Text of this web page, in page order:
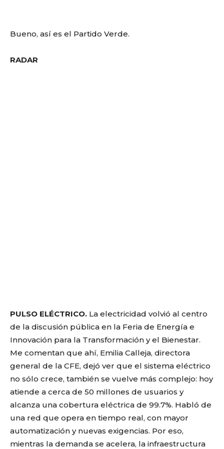
Bueno, así es el Partido Verde.
RADAR
PULSO ELÉCTRICO. La electricidad volvió al centro
de la discusión pública en la Feria de Energía e
Innovación para la Transformación y el Bienestar.
Me comentan que ahí, Emilia Calleja, directora
general de la CFE, dejó ver que el sistema eléctrico
no sólo crece, también se vuelve más complejo: hoy
atiende a cerca de 50 millones de usuarios y
alcanza una cobertura eléctrica de 99.7%. Habló de
una red que opera en tiempo real, con mayor
automatización y nuevas exigencias. Por eso,
mientras la demanda se acelera, la infraestructura